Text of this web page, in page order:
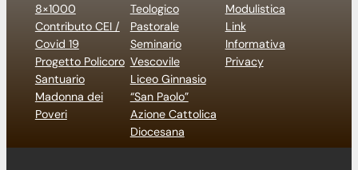
8×1000
Contributo CEI /
Covid 19
Progetto Policoro
Santuario
Madonna dei
Poveri
Teologico
Pastorale
Seminario
Vescovile
Liceo Ginnasio
“San Paolo”
Azione Cattolica
Diocesana
Modulistica
Link
Informativa
Privacy